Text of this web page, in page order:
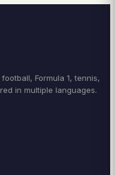
Formula 1, tennis,
in multiple languages.